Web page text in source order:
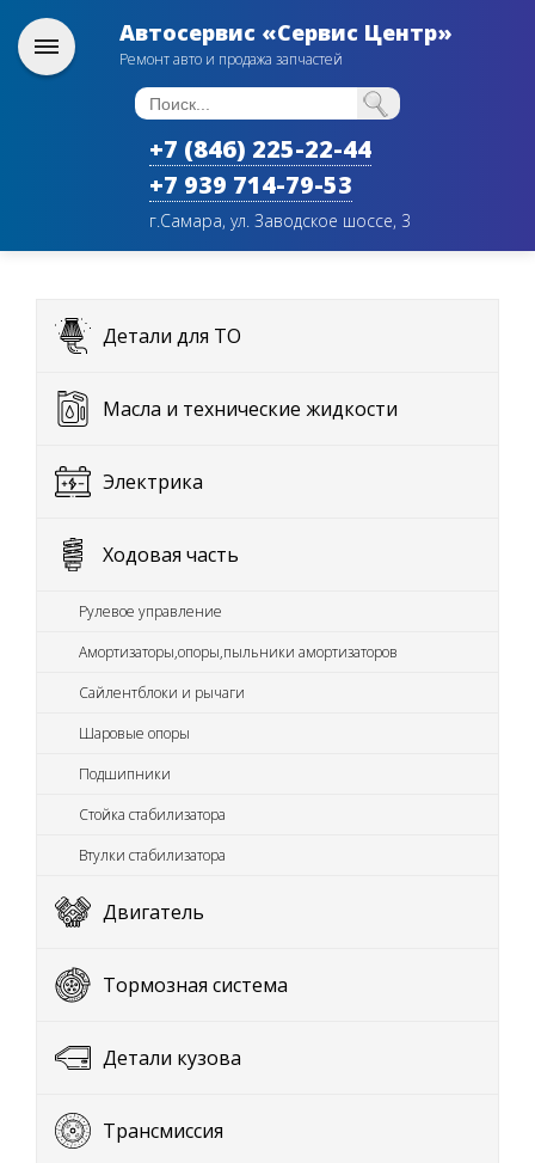
Автосервис «Сервис Центр»
Ремонт авто и продажа запчастей
+7 (846) 225-22-44
+7 939 714-79-53
г.Самара, ул. Заводское шоссе, 3
Детали для ТО
Масла и технические жидкости
Электрика
Ходовая часть
Рулевое управление
Амортизаторы,опоры,пыльники амортизаторов
Сайлентблоки и рычаги
Шаровые опоры
Подшипники
Стойка стабилизатора
Втулки стабилизатора
Двигатель
Тормозная система
Детали кузова
Трансмиссия